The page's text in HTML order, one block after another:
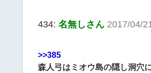
434: 名無しさん 2017/04/
>>385
森人弓はミオウ島の隠し洞穴